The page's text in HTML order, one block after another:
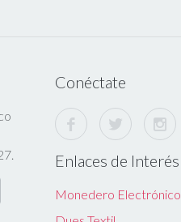
Conéctate
Enlaces de Interés
Monedero Electrónico